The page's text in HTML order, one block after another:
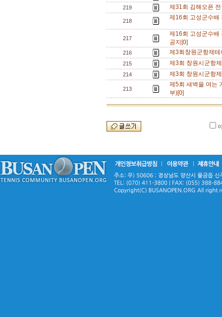
219 제31회 김해오픈
218 제16회 고성군수배
217
제16회 고성군수배
공지[0]
216 제3회창원군항제
215 제3회 창원시군항
214 제3회 창원시군항
213
제5회 새벽을 여는
부)[0]